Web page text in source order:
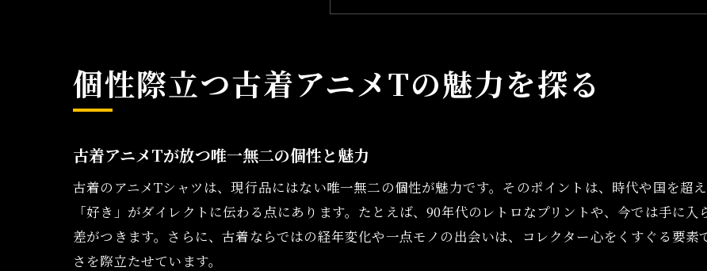
オフィシャルとブートレグの古着T比較の面白さ
アニメtシャツ古着コーデで個性を表現するコツ
ブートレグと公式古着Tの奥深い違い
非公式古着アニメTが持つユニークな面白さ
オフィシャルデザイン古着Tの価値を見極める
古着アニメTで知るオリジナリティの表現方法
個性際立つ古着アニメTの魅力を探る
古着アニメTが放つ唯一無二の個性と魅力
古着のアニメTシャツは、現行品にはない唯一無二の個性が魅力です。そのポイントは、時代や国を超
「好き」がダイレクトに伝わる点にあります。たとえば、90年代のレトロなプリントや、今では手に
差がつきます。さらに、古着ならではの経年変化や一点モノの出会いは、コレクター心をくすぐる要
さを際立たせています。